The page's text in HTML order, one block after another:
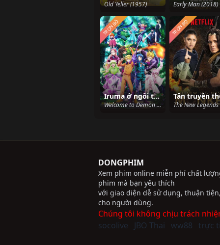
Old Yeller (1957) Early Man (2018)
Iruma ở ngôi trường quỷ (Phần 3)
Welcome to Demon School! Iruma-kun (Season 3) (2022)
TRỌN BỘ TRỌN BỘ
DONGPHIM
Xem phim online miễn phí chất
phim mà bạn yêu thích
với giao diện dễ sử dụng, thuận
cho người dùng.
Chúng tôi không chịu trách
socolive
JBO Thai ww88 trực